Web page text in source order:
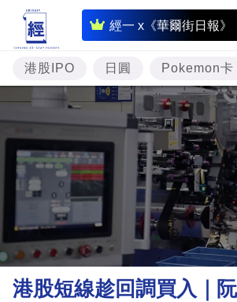
經一 x《華爾街日報》
即
時
財
經
投
市
理
財
港股IPO 日圓 Pokemon卡
港股短線趁回調買入｜